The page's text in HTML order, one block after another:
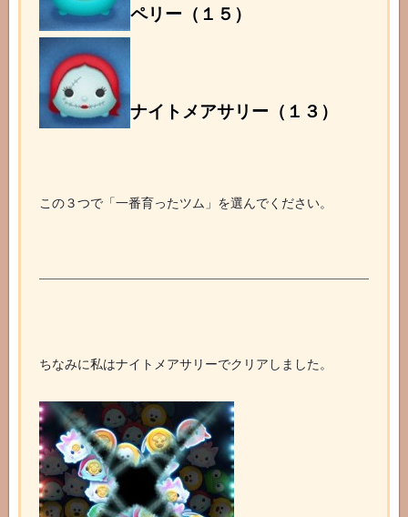
ペリー（１５）
ナイトメアサリー（１３）
この３つで「一番育ったツム」を選んでください。
ちなみに私はナイトメアサリーでクリアしました。